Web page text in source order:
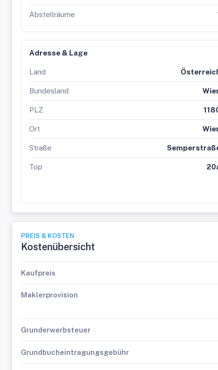
Abstellräume
Adresse & Lage
Land
Bundesland
PLZ
Ort
Straße
Top
PREIS & KOSTEN
Kostenübersicht
Kaufpreis
Maklerprovision
Grunderwerbsteuer
Grundbucheintragungsgebühr